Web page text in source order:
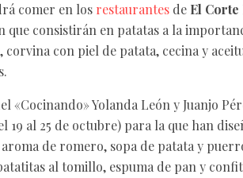
comer en los restaurantes de El
consistirán en patatas a la
corvina con piel de patata, cecina y
«Cocinando» Yolanda León y Juanjo
19 al 25 de octubre) para la que han
de romero, sopa de patata y
al tomillo, espuma de pan y